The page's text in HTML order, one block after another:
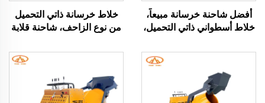
أفضل شاحنة خرسانة مبيعاً،
خلاط أسطواني ذاتي التحميل،
البناء
خلاط خرسانة ذاتي التحميل
من نوع الزاحف، شاحنة قلابة
المباني